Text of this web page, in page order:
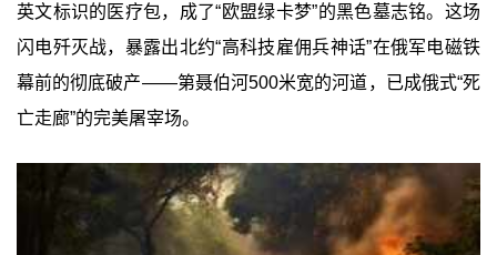
英文标识的医疗包，成了“欧盟绿卡梦”的黑色墓志铭。这场
闪电歼灭战，暴露出北约“高科技雇佣兵神话”在俄军电磁铁
幕前的彻底破产——第聂伯河500米宽的河道，已成俄式“死
亡走廊”的完美屠宰场。